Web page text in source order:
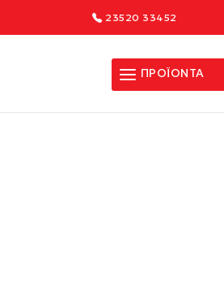
23520 33452
ΠΡΟΪΟΝΤΑ